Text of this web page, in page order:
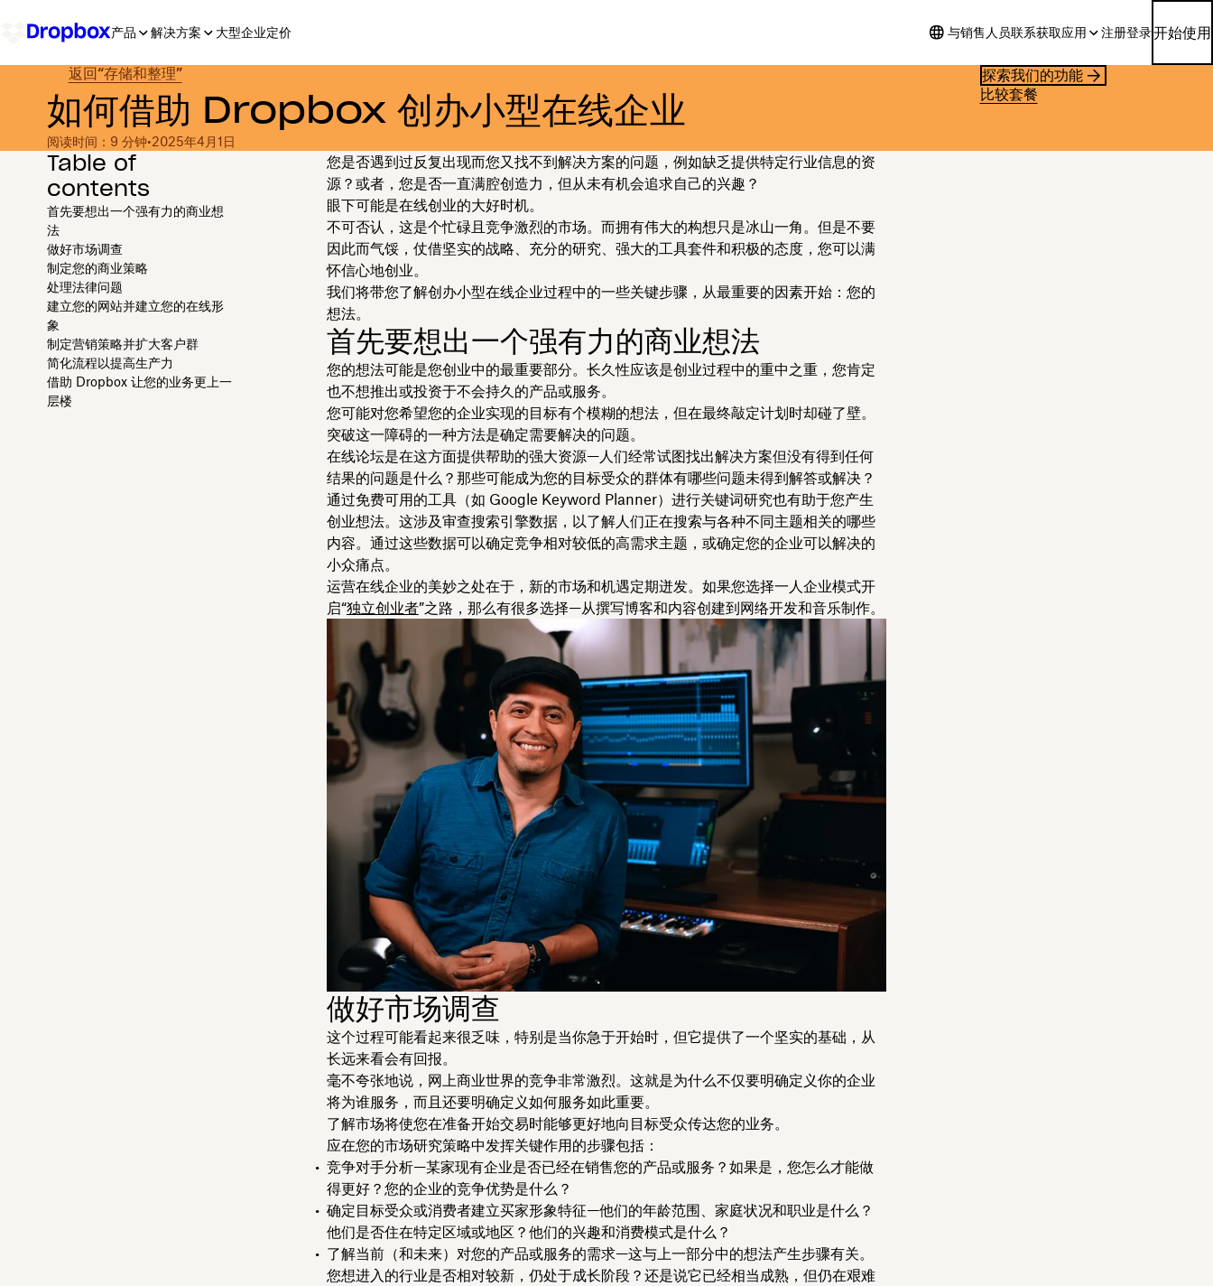
产品 解决方案 大型企业定价 与销售人员联系获取应用 注册登录开始使用
返回“存储和整理”
如何借助 Dropbox 创办小型在线企业
阅读时间：9 分钟•2025年4月1日
探索我们的功能
比较套餐
Table of
contents
首先要想出一个强有力的商业想
法
做好市场调查
制定您的商业策略
处理法律问题
建立您的网站并建立您的在线形
象
制定营销策略并扩大客户群
简化流程以提高生产力
借助 Dropbox 让您的业务更上一
层楼
您是否遇到过反复出现而您又找不到解决方案的问题，例如缺乏提供特定行业信息的资
源？或者，您是否一直满腔创造力，但从未有机会追求自己的兴趣？
眼下可能是在线创业的大好时机。
不可否认，这是个忙碌且竞争激烈的市场。而拥有伟大的构想只是冰山一角。但是不要
因此而气馁，仗借坚实的战略、充分的研究、强大的工具套件和积极的态度，您可以满
怀信心地创业。
我们将带您了解创办小型在线企业过程中的一些关键步骤，从最重要的因素开始：您的
想法。
首先要想出一个强有力的商业想法
您的想法可能是您创业中的最重要部分。长久性应该是创业过程中的重中之重，您肯定
也不想推出或投资于不会持久的产品或服务。
您可能对您希望您的企业实现的目标有个模糊的想法，但在最终敲定计划时却碰了壁。
突破这一障碍的一种方法是确定需要解决的问题。
在线论坛是在这方面提供帮助的强大资源—人们经常试图找出解决方案但没有得到任何
结果的问题是什么？那些可能成为您的目标受众的群体有哪些问题未得到解答或解决？
通过免费可用的工具（如 Google Keyword Planner）进行关键词研究也有助于您产生
创业想法。这涉及审查搜索引擎数据，以了解人们正在搜索与各种不同主题相关的哪些
内容。通过这些数据可以确定竞争相对较低的高需求主题，或确定您的企业可以解决的
小众痛点。
运营在线企业的美妙之处在于，新的市场和机遇定期迸发。如果您选择一人企业模式开
启“独立创业者”之路，那么有很多选择—从撰写博客和内容创建到网络开发和音乐制作。
做好市场调查
这个过程可能看起来很乏味，特别是当你急于开始时，但它提供了一个坚实的基础，从
长远来看会有回报。
毫不夸张地说，网上商业世界的竞争非常激烈。这就是为什么不仅要明确定义你的企业
将为谁服务，而且还要明确定义如何服务如此重要。
了解市场将使您在准备开始交易时能够更好地向目标受众传达您的业务。
应在您的市场研究策略中发挥关键作用的步骤包括：
竞争对手分析—某家现有企业是否已经在销售您的产品或服务？如果是，您怎么才能做
得更好？您的企业的竞争优势是什么？
确定目标受众或消费者建立买家形象特征—他们的年龄范围、家庭状况和职业是什么？
他们是否住在特定区域或地区？他们的兴趣和消费模式是什么？
了解当前（和未来） 对您的产品或服务的需求—这与上一部分中的想法产生步骤有关。
您想进入的行业是否相对较新，仍处于成长阶段？还是说它已经相当成熟，但仍在艰难